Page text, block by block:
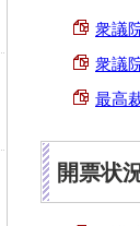
衆議
衆議
最高
開票状